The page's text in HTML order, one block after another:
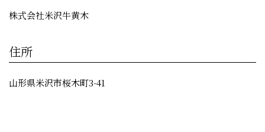
株式会社米沢牛黄木
住所
山形県米沢市桜木町3-41